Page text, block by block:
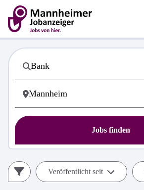
Jobs finden
Veröffentlicht seit